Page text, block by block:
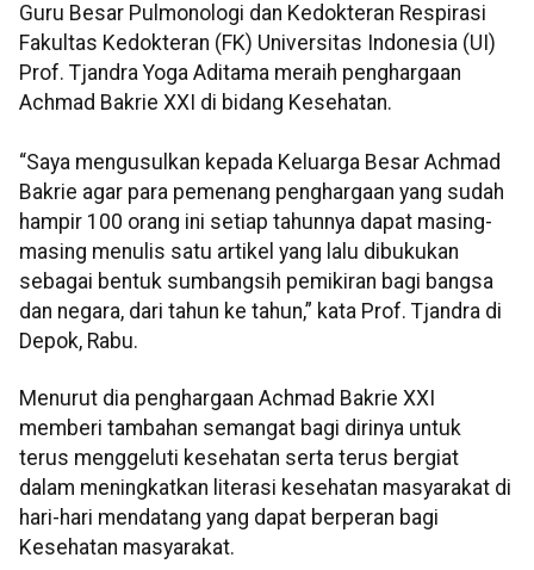
Guru Besar Pulmonologi dan Kedokteran Respirasi
Fakultas Kedokteran (FK) Universitas Indonesia (UI)
Prof. Tjandra Yoga Aditama meraih penghargaan
Achmad Bakrie XXI di bidang Kesehatan.
“Saya mengusulkan kepada Keluarga Besar Achmad
Bakrie agar para pemenang penghargaan yang sudah
hampir 100 orang ini setiap tahunnya dapat masing-
masing menulis satu artikel yang lalu dibukukan
sebagai bentuk sumbangsih pemikiran bagi bangsa
dan negara, dari tahun ke tahun,” kata Prof. Tjandra di
Depok, Rabu.
Menurut dia penghargaan Achmad Bakrie XXI
memberi tambahan semangat bagi dirinya untuk
terus menggeluti kesehatan serta terus bergiat
dalam meningkatkan literasi kesehatan masyarakat di
hari-hari mendatang yang dapat berperan bagi
Kesehatan masyarakat.